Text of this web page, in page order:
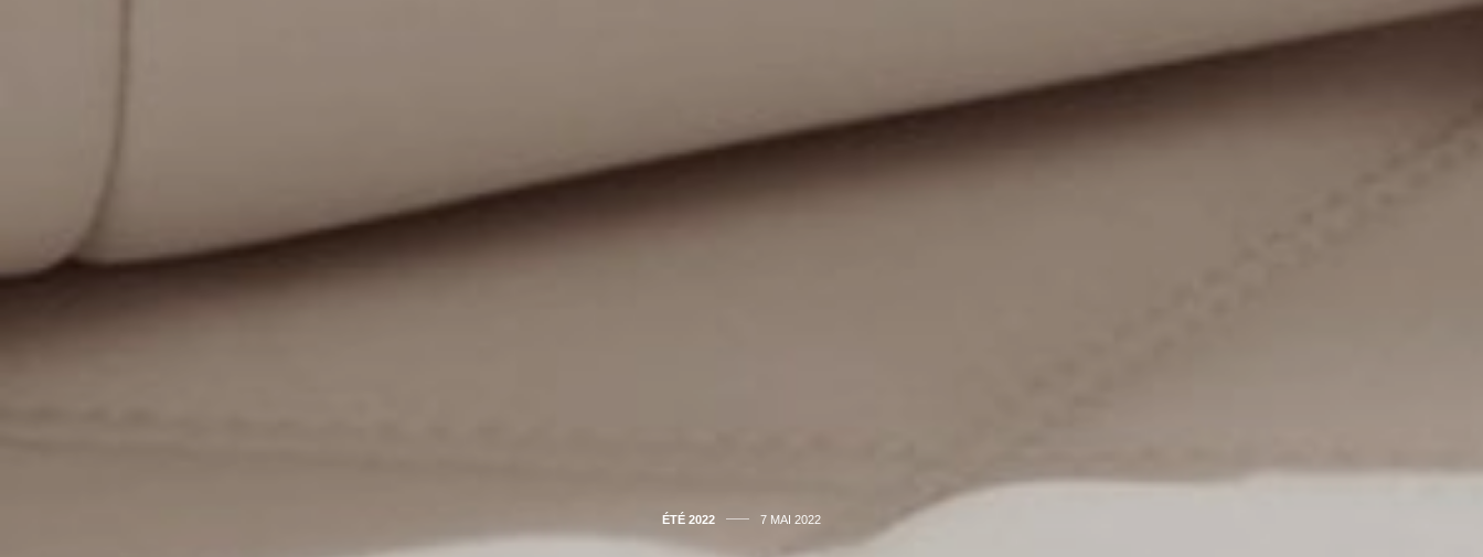
ÉTÉ 2022 7 MAI 2022